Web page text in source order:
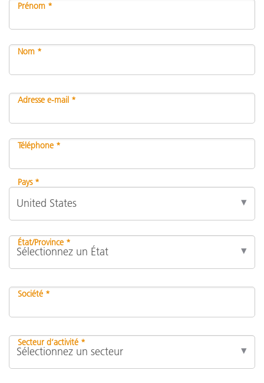
Prénom *
Nom *
Adresse e-mail *
Téléphone *
Pays *
État/Province *
Société *
Secteur d’activité *